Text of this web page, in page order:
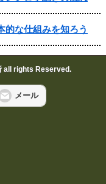
的な仕組みを知ろう
all rights Reserved.
メール